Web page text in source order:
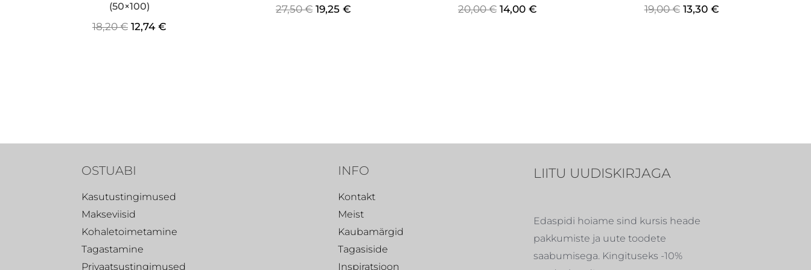
(50×100)
18,20€ 12,74 €
27,50€ 19,25 € 20,00€ 14,00 € 19,00€ 13,30 €
OSTUABI
Kasutustingimused
Makseviisid
Kohaletoimetamine
Tagastamine
Privaatsustingimused
INFO
Kontakt
Meist
Kaubamärgid
Tagasiside
Inspiratsioon
LIITU UUDISKIRJAGA
Edaspidi hoiame sind kursis heade
pakkumiste ja uute toodete
saabumisega. Kingituseks -10%